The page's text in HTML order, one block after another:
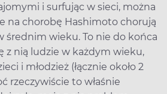
i surfując w sieci, można
na chorobę Hashimoto chorują
średnim wieku. To nie do końca
z nią ludzie w każdym wieku,
i młodzież (łącznie około 2
rzeczywiście to właśnie